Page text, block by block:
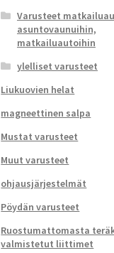
Varusteet
asuntovaunuihin,
matkailuautoihin
ylelliset varusteet
Liukuovien helat
magneettinen salpa
Mustat varusteet
Muut varusteet
ohjausjärjestelmät
Pöydän varusteet
Ruostumattomasta
valmistetut liittimet